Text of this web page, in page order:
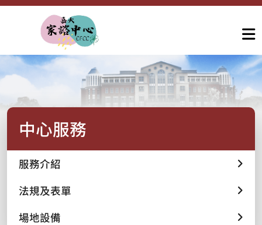
中心服務
服務介紹
法規及表單
場地設備